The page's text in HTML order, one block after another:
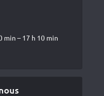
min – 17 h 10 min